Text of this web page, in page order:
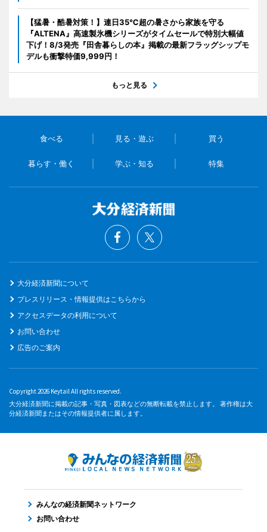
【猛暑・酷暑対策！】連日35℃超の暑さから家族を守る
『ALTENA』高速製氷機シリーズがタイムセールで特別大幅値
下げ！8/3発売『田舎暮らしの本』掲載の最新フラッグシップモ
デルも衝撃特価9,999円！
もっと見る
食べる 見る・遊ぶ 買う
暮らす・働く 学ぶ・知る 特集
大分経済新聞について
プレスリリース・情報提供はこちらから
アクセスデータの利用について
お問い合わせ
広告のご案内
Copyright 2026 Keytail All rights reserved.
大分経済新聞に掲載の記事・写真・図表などの無断転載を禁止します。 著作権は大
分経済新聞またはその情報提供者に属します。
みんなの経済新聞ネットワーク
お問い合わせ